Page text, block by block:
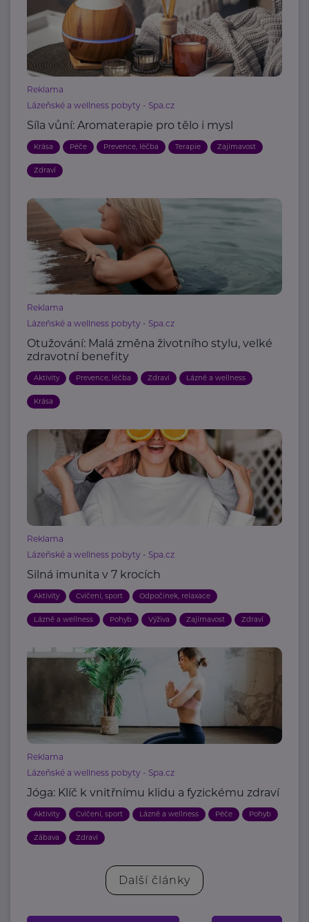
Reklama
Lázeňské a wellness pobyty - Spa.cz
Síla vůní: Aromaterapie pro tělo i mysl
Krása Péče Prevence, léčba Terapie Zajímavost
Zdraví
Reklama
Lázeňské a wellness pobyty - Spa.cz
Otužování: Malá změna životního stylu, velké
zdravotní benefity
Aktivity Prevence, léčba Zdraví Lázně a wellness
Krása
Reklama
Lázeňské a wellness pobyty - Spa.cz
Silná imunita v 7 krocích
Aktivity Cvičení, sport Odpočinek, relaxace
Lázně a wellness Pohyb Výživa Zajímavost Zdraví
Reklama
Lázeňské a wellness pobyty - Spa.cz
Jóga: Klíč k vnitřnímu klidu a fyzickému zdraví
Aktivity Cvičení, sport Lázně a wellness Péče Pohyb
Zábava Zdraví
Další články